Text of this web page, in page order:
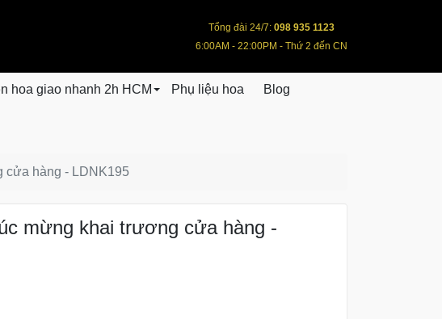
Tổng đài 24/7: 098 935 1123
6:00AM - 22:00PM - Thứ 2 đến CN
hoa giao nhanh 2h HCM Phụ liệu hoa Blog
cửa hàng - LDNK195
mừng khai trương cửa hàng -